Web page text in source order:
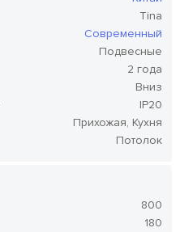
Tina
Современный
Подвесные
2 года
Вниз
IP20
Прихожая, Кухня
Потолок
800
180